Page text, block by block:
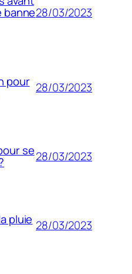
banne28/03/2023
pour 28/03/2023
se28/03/2023
pluie 28/03/2023